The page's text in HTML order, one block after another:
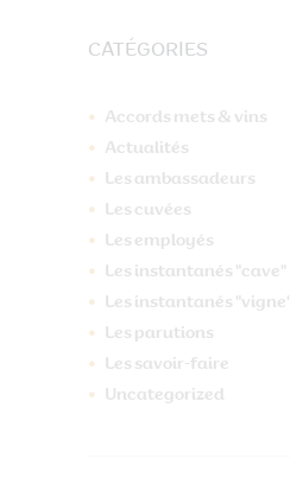
CATÉGORIES
Accords mets & vins
Actualités
Les ambassadeurs
Les cuvées
Les employés
Les instantanés "cave"
Les instantanés "vigne"
Les parutions
Les savoir-faire
Uncategorized